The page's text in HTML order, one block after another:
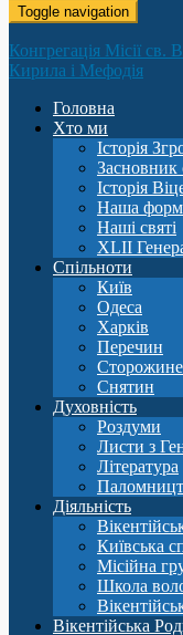
Toggle navigation
Конгрегація Місії св.
Кирила і Мефодія
Головна
Хто ми
Історія
Засновник
Історія
Наша
Наші святі
XLII
Спільноти
Київ
Одеса
Харків
Перечин
Снятин
Духовність
Роздуми
Листи з
Література
Діяльність
Київська
Місійна
Школа
Вікентійська